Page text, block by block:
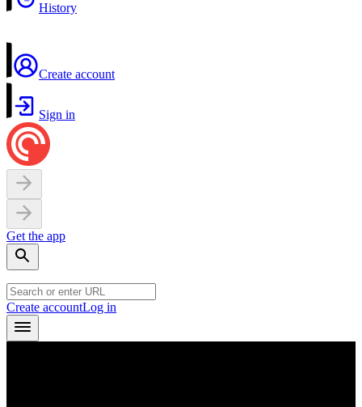
History
Create account
Sign in
Get the app
Create accountLog in